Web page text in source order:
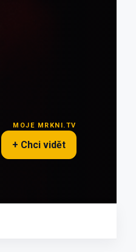
MOJE MRKNI.TV
+ Chci vidět